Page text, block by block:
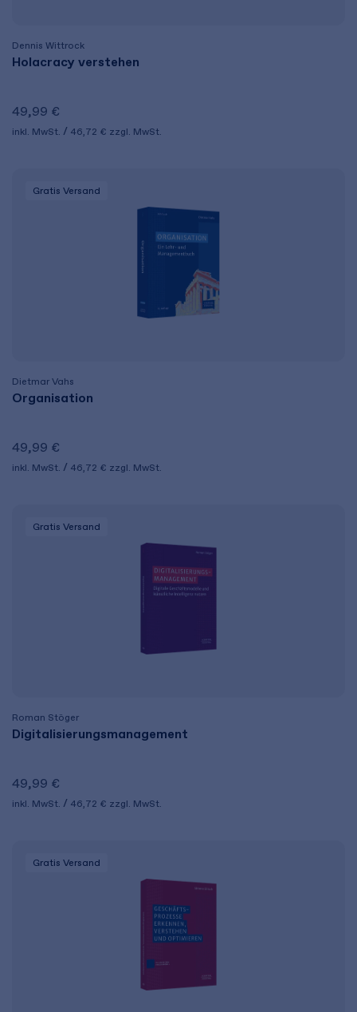
Dennis Wittrock
Holacracy verstehen
49,99 €
inkl. MwSt. 46,72 € zzgl. MwSt.
Gratis Versand
Dietmar Vahs
Organisation
49,99 €
inkl. MwSt. 46,72 € zzgl. MwSt.
Gratis Versand
Roman Stöger
Digitalisierungsmanagement
49,99 €
inkl. MwSt. 46,72 € zzgl. MwSt.
Gratis Versand